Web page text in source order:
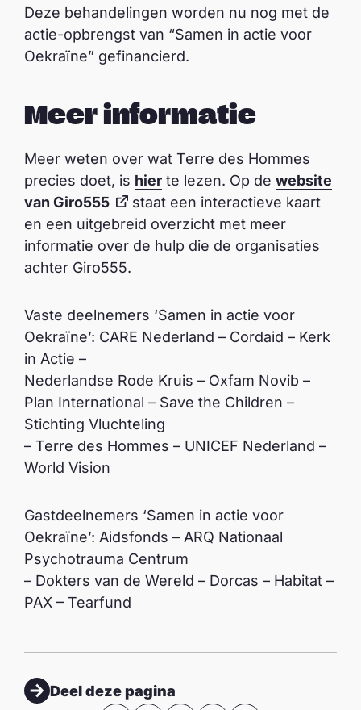
Deze behandelingen worden nu nog met de
actie-opbrengst van “Samen in actie voor
Oekraïne” gefinancierd.
Meer informatie
Meer weten over wat Terre des Hommes
precies doet, is hier te lezen. Op de website
van Giro555
staat een interactieve kaart
en een uitgebreid overzicht met meer
informatie over de hulp die de organisaties
achter Giro555.
Vaste deelnemers ‘Samen in actie voor
Oekraïne’: CARE Nederland – Cordaid – Kerk
in Actie –
Nederlandse Rode Kruis – Oxfam Novib –
Plan International – Save the Children –
Stichting Vluchteling
– Terre des Hommes – UNICEF Nederland –
World Vision
Gastdeelnemers ‘Samen in actie voor
Oekraïne’: Aidsfonds – ARQ Nationaal
Psychotrauma Centrum
– Dokters van de Wereld – Dorcas – Habitat –
PAX – Tearfund
Deel deze pagina